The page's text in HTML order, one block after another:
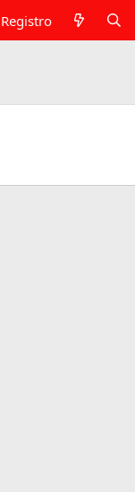
Registro